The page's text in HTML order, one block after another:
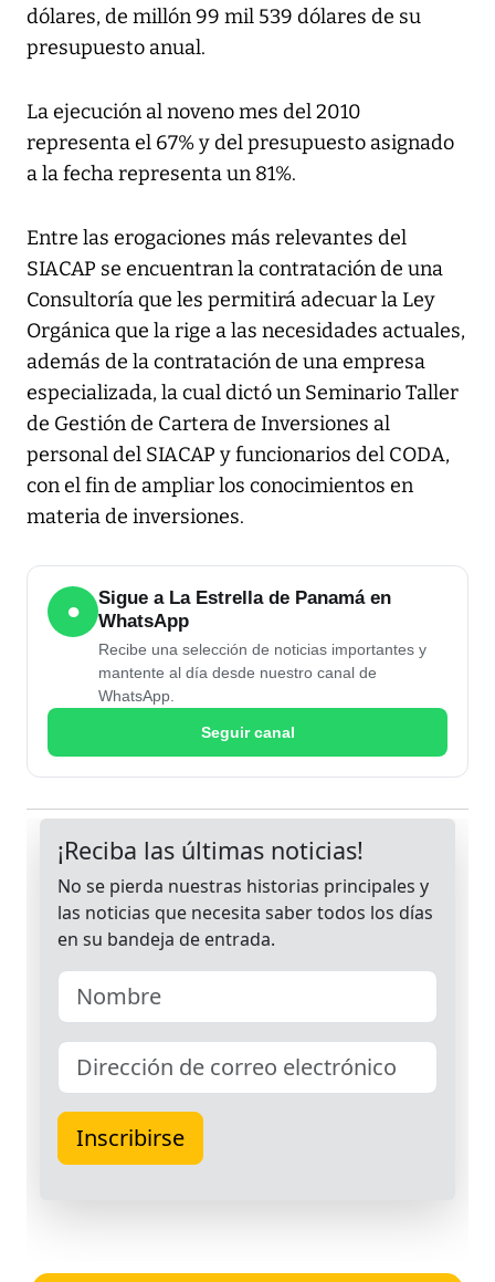
dólares, de millón 99 mil 539 dólares de su
presupuesto anual.
La ejecución al noveno mes del 2010
representa el 67% y del presupuesto asignado
a la fecha representa un 81%.
Entre las erogaciones más relevantes del
SIACAP se encuentran la contratación de una
Consultoría que les permitirá adecuar la Ley
Orgánica que la rige a las necesidades actuales,
además de la contratación de una empresa
especializada, la cual dictó un Seminario Taller
de Gestión de Cartera de Inversiones al
personal del SIACAP y funcionarios del CODA,
con el fin de ampliar los conocimientos en
materia de inversiones.
●
Sigue a La Estrella de Panamá en
WhatsApp
Recibe una selección de noticias importantes y
mantente al día desde nuestro canal de
WhatsApp.
Seguir canal